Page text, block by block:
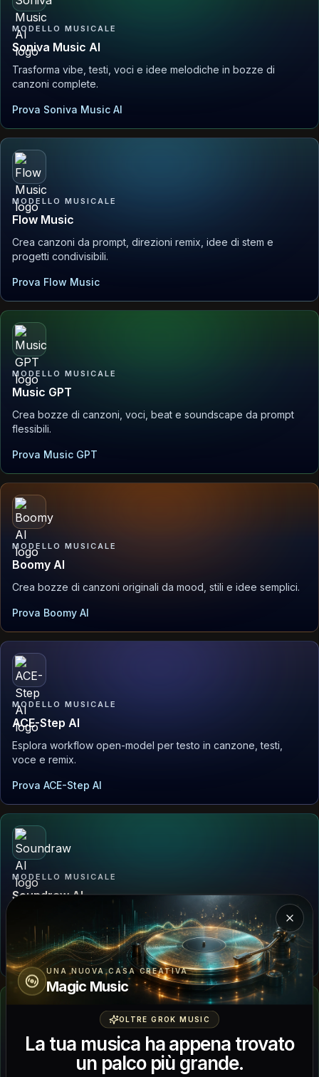
MODELLO MUSICALE
Soniva Music AI
Trasforma vibe, testi, voci e idee melodiche in bozze di
canzoni complete.
Prova Soniva Music AI
MODELLO MUSICALE
Flow Music
Crea canzoni da prompt, direzioni remix, idee di stem e
progetti condivisibili.
Prova Flow Music
MODELLO MUSICALE
Music GPT
Crea bozze di canzoni, voci, beat e soundscape da prompt
flessibili.
Prova Music GPT
MODELLO MUSICALE
Boomy AI
Crea bozze di canzoni originali da mood, stili e idee semplici.
Prova Boomy AI
MODELLO MUSICALE
ACE-Step AI
Esplora workflow open-model per testo in canzone, testi,
voce e remix.
Prova ACE-Step AI
MODELLO MUSICALE
Soundraw AI
Genera beat di stile royalty-free, stem e idee per tracce di
sottofondo.
Prova Soundraw AI
STRUMENTO AUDIO
Song Finder
UNA NUOVA CASA CREATIVA
Magic Music
OLTRE GROK MUSIC
La tua musica ha appena trovato
un palco più grande.